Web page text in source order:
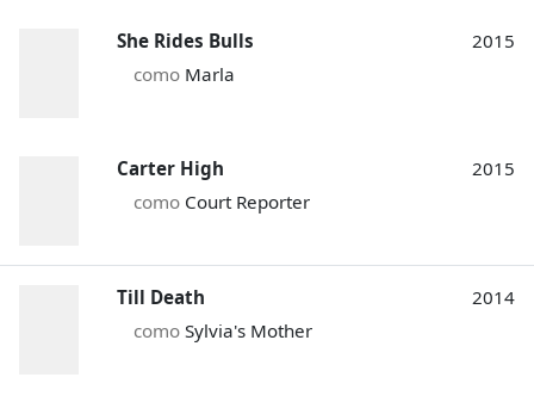
She Rides Bulls
como Marla
2015
Carter High
como Court Reporter
2015
Till Death
como Sylvia's Mother
2014